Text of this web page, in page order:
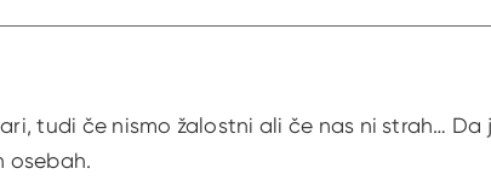
tudi če nismo žalostni ali če nas ni strah… Da
osebah.